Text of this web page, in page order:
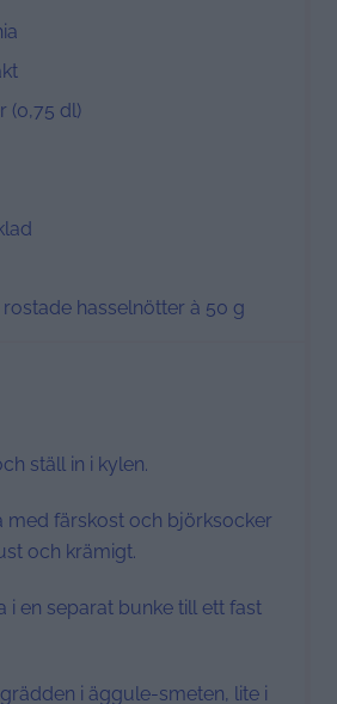
(0,75 dl)
hasselnötter à 50 g
ställ in i kylen.
med färskost och björksocker
och krämigt.
i en separat bunke till ett fast
i äggule-smeten, lite i